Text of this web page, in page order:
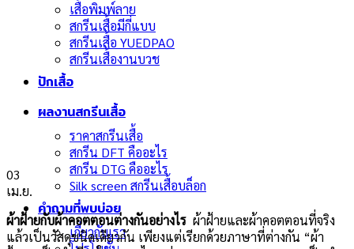
เสื้อพิมพ์ลาย
สกรีนเสื้อมีกี่แบบ
สกรีนเสื้อ YUEDPAO
สกรีนเสื้องานบวช
ปักเสื้อ
ผลงานสกรีนเสื้อ
ราคาสกรีนเสื้อ
สกรีน DFT คืออะไร
สกรีน DTG คืออะไร
Silk screen สกรีนเสื้อบล็อก
คำถามที่พบบ่อย
เกี่ยวกับเรา
03
เม.ย.
ผ้าฝ้ายกับผ้าคอตตอนต่างกันอย่างไร ผ้าฝ้ายและผ้าคอตตอนที่จริง
แล้วเป็นวัสดุชนิดเดียวกัน เพียงแต่เรียกด้วยภาษาที่ต่างกัน “ผ้า